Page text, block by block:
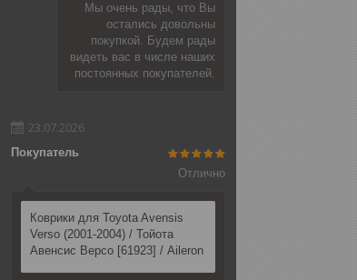
Мы очень рады, что Вы
остались довольны
покупкой. Будем рады
видеть вас в числе наших
постоянных покупателей.
23.07.2026
Покупатель
Отлично
Коврики для Toyota Avensis
Verso (2001-2004) / Тойота
Авенсис Версо [61923] / Aileron